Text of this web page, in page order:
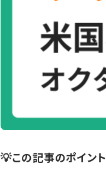
💡この記事のポイント